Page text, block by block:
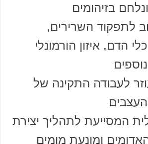
בזיהומים
לתפקוד השרירים,
הדם, איזון הורמונלי
לעבודה התקינה של
המסייעת לתהליך יצירת
ומונעת מומים